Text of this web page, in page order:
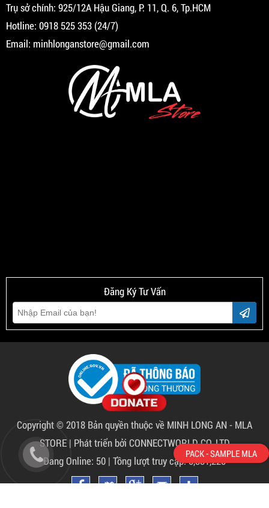
Trụ sở chính: 925/12A Hậu Giang, P. 11, Q. 6, Tp.HCM
Hotline: 0918 525 353 (24/7)
Email: minhlonganstore@gmail.com
Đăng Ký Tư Vấn
Copyright © 2018 Bản quyền thuộc về MINH LONG AN - MLA
STORE | Phát triển bởi CONNECTWORLD CO.,LTD
Đang Online: 50 | Tồng lượt truy cập: 5,881,225
PACK - SAMPLE MLA